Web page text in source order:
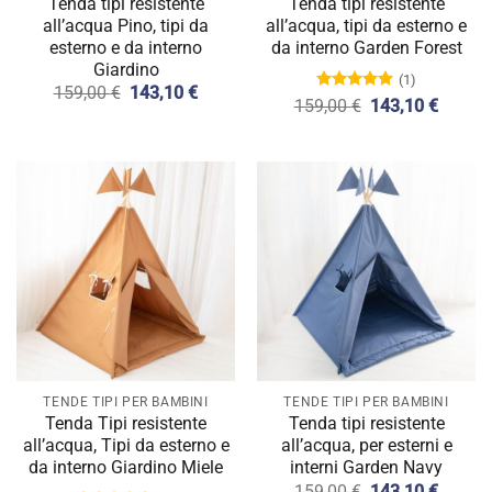
all’acqua Pino, tipi da
esterno e da interno
Giardino
159,00€ Il
159,00 €.
143,10€Il
143,10 €.
all’acqua, tipi da esterno e
da interno Garden Forest
Valutato
5.00su 5
(1)
159,00€ Il
159,00 €.
143,10€Il
TENDE TIPI PER BAMBINI
Tenda Tipi resistente
all’acqua, Tipi da esterno e
da interno Giardino Miele
TENDE TIPI PER BAMBINI
Tenda tipi resistente
all’acqua, per esterni e
interni Garden Navy